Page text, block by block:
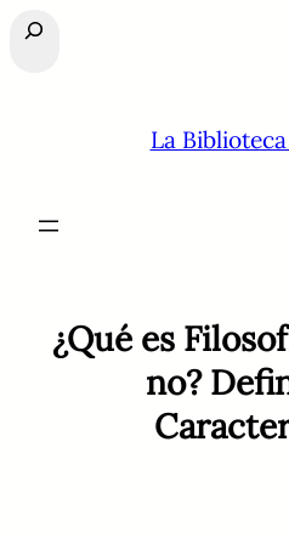
Buscar
La
¿Qué es
no?